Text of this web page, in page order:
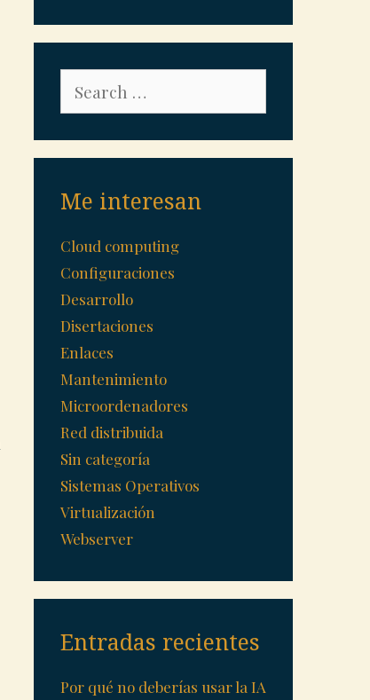
for:
Me interesan
Cloud computing
Configuraciones
Desarrollo
Disertaciones
Enlaces
Mantenimiento
Microordenadores
Red distribuida
Sin categoría
Sistemas Operativos
Virtualización
Webserver
Entradas recientes
Por qué no deberías usar la IA